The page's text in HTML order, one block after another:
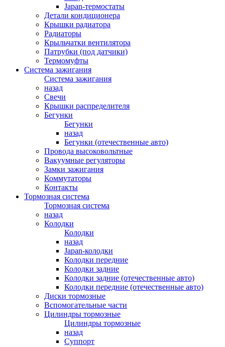
Japan-термостаты
Детали кондиционера
Крышки радиатора
Радиаторы
Крыльчатки вентилятора
Патрубки (под датчики)
Термомуфты
Система зажигания
Система зажигания
назад
Свечи
Крышки распределителя
Бегунки
Бегунки
назад
Бегунки (отечественные авто)
Провода высоковольтные
Вакуумные регуляторы
Замки зажигания
Коммутаторы
Контакты
Тормозная система
Тормозная система
назад
Колодки
Колодки
назад
Japan-колодки
Колодки передние
Колодки задние
Колодки задние (отечественные авто)
Колодки передние (отечественные авто)
Диски тормозные
Вспомогательные части
Цилиндры тормозные
Цилиндры тормозные
назад
Суппорт